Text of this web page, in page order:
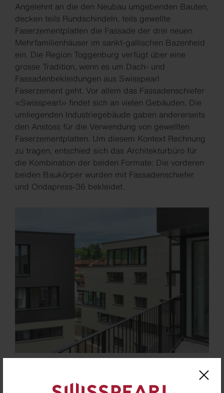
Angelehnt an die den Neubau umgebenden Bauten,
decken teils Rundschindeln, teils gewellte
Faserzementplatten die Fassade der drei neuen
Mehrfamilienhäuser im sankt-gallischen Bazenheid
ein. Die Region Toggenburg verfügt über eine
grosse Tradition, wenn es um Dach- und
Fassadenbekleidungen aus Swisspearl
Faserzement geht. Vor allem das Fassadenschiefer
«Swisspearl» findet sich an vielen Gebäuden. Die
umliegenden Industriegebäude gaben andererseits
den Anstoss für die Verwendung von gewellten
Faserzementplatten. Um diesem Kontext Rechnung
zu tragen, entschied sich das Architekturbüro für
die Kombination der beiden Formate: Die vorderen
beiden Baukörper wurden mit Fassadenschiefer
und Ondapress-36 bekleidet.